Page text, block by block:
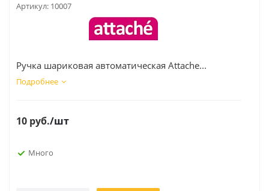
Артикул: 10007
Ручка шариковая автоматическая Attache...
Подробнее
10 руб./шт
Много